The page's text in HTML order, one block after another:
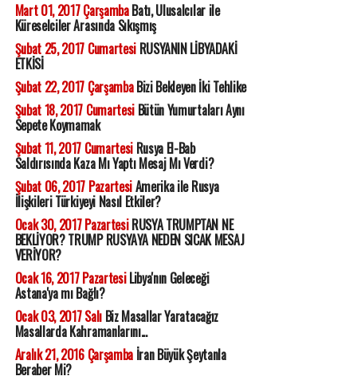
Mart 01, 2017 ÇarşambaBatı, Ulusalcılar ile
Küreselciler Arasında Sıkışmış
Şubat 25, 2017 CumartesiRUSYANIN LİBYADAKİ
ETKİSİ
Şubat 22, 2017 ÇarşambaBizi Bekleyen İki Tehlike
Şubat 18, 2017 CumartesiBütün Yumurtaları Aynı
Sepete Koymamak
Şubat 11, 2017 CumartesiRusya El-Bab
Saldırısında Kaza Mı Yaptı Mesaj Mı Verdi?
Şubat 06, 2017 PazartesiAmerika ile Rusya
İlişkileri Türkiyeyi Nasıl Etkiler?
Ocak 30, 2017 PazartesiRUSYA TRUMPTAN NE
BEKLİYOR? TRUMP RUSYAYA NEDEN SICAK MESAJ
VERİYOR?
Ocak 16, 2017 PazartesiLibya'nın Geleceği
Astana'ya mı Bağlı?
Ocak 03, 2017 SalıBiz Masallar Yaratacağız
Masallarda Kahramanlarını...
Aralık 21, 2016 Çarşambaİran Büyük Şeytanla
Beraber Mi?